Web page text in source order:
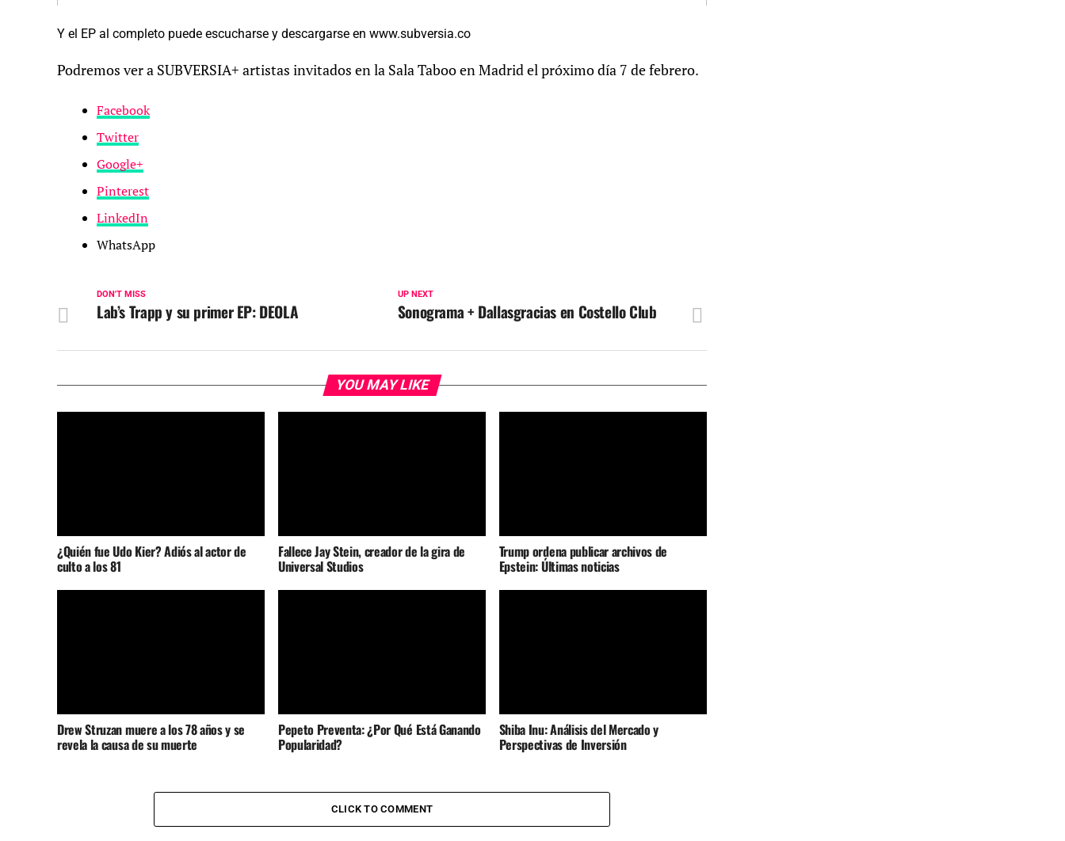
Y el EP al completo puede escucharse y descargarse en www.subversia.co
Podremos ver a SUBVERSIA+ artistas invitados en la Sala Taboo en Madrid el próximo día 7 de febrero.
Facebook
Twitter
Google+
Pinterest
LinkedIn
WhatsApp
UP NEXT
Sonograma + Dallasgracias en Costello Club
DON'T MISS
Lab’s Trapp y su primer EP: DEOLA
YOU MAY LIKE
¿Quién fue Udo Kier? Adiós al actor de
culto a los 81
Fallece Jay Stein, creador de la gira de
Universal Studios
Trump ordena publicar archivos de
Epstein: Últimas noticias
Drew Struzan muere a los 78 años y se
revela la causa de su muerte
Pepeto Preventa: ¿Por Qué Está Ganando
Popularidad?
Shiba Inu: Análisis del Mercado y
Perspectivas de Inversión
CLICK TO COMMENT